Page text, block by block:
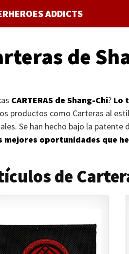
ADDICTS
de
CARTERAS de Shang-Chi? Lo
productos como Carteras al
Se han hecho bajo la
mejores oportunidades que
de